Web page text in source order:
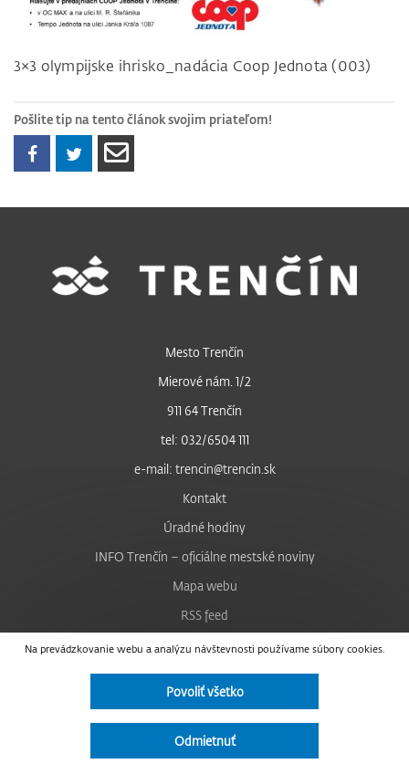
3×3 olympijske ihrisko_nadácia Coop Jednota (003)
Pošlite tip na tento článok svojim priateľom!
Na prevádzkovanie webu a analýzu návštevnosti používame súbory cookies.
Povoliť všetko
Odmietnuť
Mesto Trenčín
Mierové nám. 1/2
911 64 Trenčín
tel: 032/6504 111
e-mail: trencin@trencin.sk
Kontakt
Úradné hodiny
INFO Trenčín – oficiálne mestské noviny
Mapa webu
RSS feed
Nastavenie cookies
Facebook
Instagram
Vyhlásenie o prístupnosti